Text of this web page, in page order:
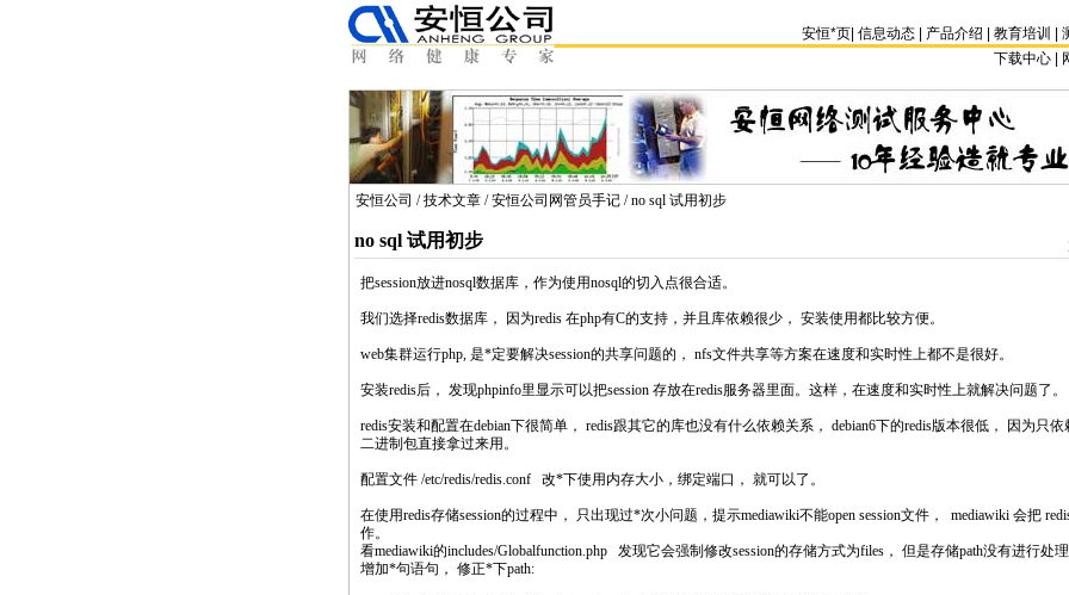
安恒*页 信息动态 产品介绍 教育培训
下载中心 |
安恒公司 /技术文章 /安恒公司网管员手记 / no sql 试用初步
no sql 试用初步
把session放进nosql数据库，作为使用nosql的切入点很合适。
我们选择redis数据库， 因为redis 在php有C的支持，并且库依赖很少， 安装使用都比较方便。
web集群运行php, 是*定要解决session的共享问题的， nfs文件共享等方案在速度和实时性上都不是很好。
安装redis后， 发现phpinfo里显示可以把session 存放在redis服务器里面。这样，在速度和实时性上就解决问题了。
redis安装和配置在debian下很简单， redis跟其它的库也没有什么依赖关系， debian6下的redis版本很低， 因为只依
二进制包直接拿过来用。
配置文件 /etc/redis/redis.conf 改*下使用内存大小，绑定端口， 就可以了。
在使用redis存储session的过程中， 只出现过*次小问题，提示mediawiki不能open session文件， mediawiki 会把
作。
看mediawiki的includes/Globalfunction.php 发现它会强制修改session的存储方式为files， 但是存储path没有进行处理
增加*句语句， 修正*下path: